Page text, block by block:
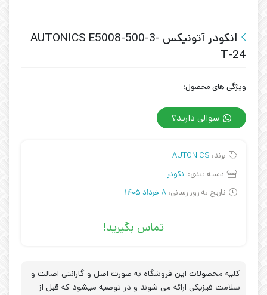
انکودر آتونیکس AUTONICS E5008-500-3-
T-24
ویژگی های محصول:
سوالی دارید؟
برند: AUTONICS
دسته بندی: انکودر
تاریخ به روز رسانی: 8 خرداد 1405
تماس بگیرید!
کلیه محصولات این فروشگاه به صورت اصل و گارانتی اصالت و
سلامت فیزیکی ارائه می شوند و در توصیه میشود که قبل از